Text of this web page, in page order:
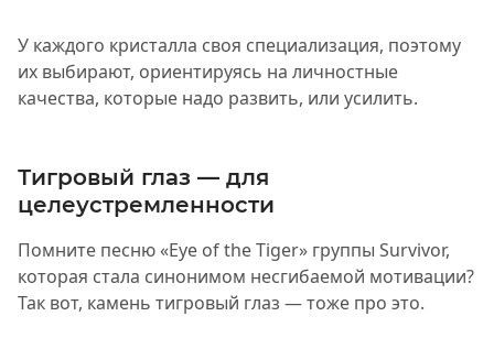
У каждого кристалла своя специализация, поэтому
их выбирают, ориентируясь на личностные
качества, которые надо развить, или усилить.
Тигровый глаз — для
целеустремленности
Помните песню «Eye of the Tiger» группы Survivor,
которая стала синонимом несгибаемой мотивации?
Так вот, камень тигровый глаз — тоже про это.